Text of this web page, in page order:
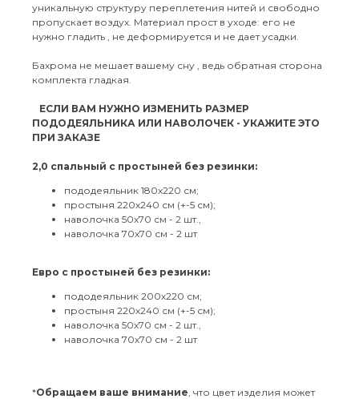
уникальную структуру переплетения нитей и свободно
пропускает воздух. Материал прост в уходе: его не
нужно гладить , не деформируется и не дает усадки.
Бахрома не мешает вашему сну , ведь обратная сторона
комплекта гладкая.
⠀ЕСЛИ ВАМ НУЖНО ИЗМЕНИТЬ РАЗМЕР
ПОДОДЕЯЛЬНИКА ИЛИ НАВОЛОЧЕК - УКАЖИТЕ ЭТО
ПРИ ЗАКАЗЕ
2,0 спальный с простыней без резинки:
пододеяльник 180х220 см;
простыня 220х240 см (+-5 см);
наволочка 50х70 см - 2 шт.,
наволочка 70х70 см - 2 шт
Евро с простыней без резинки:
пододеяльник 200х220 см;
простыня 220х240 см (+-5 см);
наволочка 50х70 см - 2 шт.,
наволочка 70х70 см - 2 шт
*Обращаем ваше внимание , что цвет изделия может